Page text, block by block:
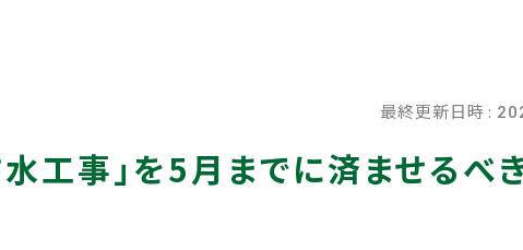
最終更新日時 :
水工事」を5月までに済ませるべ